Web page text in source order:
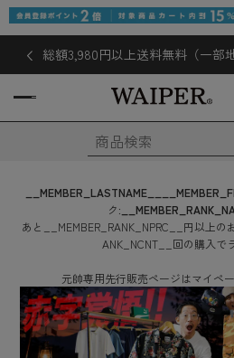
総額3,980円以上送料無料（一部
象外あり）
__MEMBER_LASTNAME__
ク:
あと
__MEMBER_RANK_NPRC__ 円以上の
ANK_NCNT__ 回の購入で
元帥専用先行販売ページはマイペ